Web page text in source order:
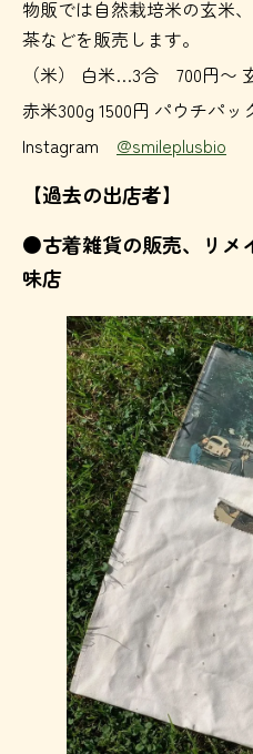
物販では自然栽培米の玄米
茶などを販売します。
（米） 白米…3合 700円〜
赤米300g 1500円 パウチパ
Instagram @smileplusbio
【過去の出店者】
●古着雑貨の販売、リメ
味店